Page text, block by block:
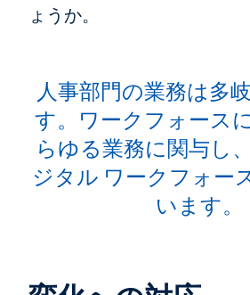
ょうか。
人事部門の業務は多
す。ワークフォース
らゆる業務に関与し
ジタル ワークフォー
います。